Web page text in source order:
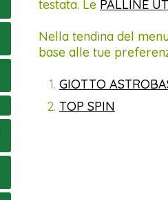
testata. Le PALLINE
Nella tendina del
base alle tue
GIOTTO
TOP SPIN